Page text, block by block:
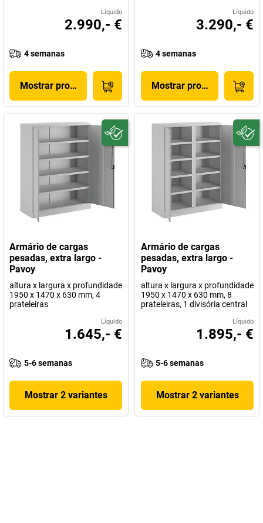
Líquido
2.990,- €
4 semanas
Mostrar produto
Líquido
3.290,- €
4 semanas
Mostrar produto
Armário de cargas
pesadas, extra largo -
Pavoy
altura x largura x profundidade
1950 x 1470 x 630 mm, 4
prateleiras
Líquido
1.645,- €
5-6 semanas
Mostrar 2 variantes
Armário de cargas
pesadas, extra largo -
Pavoy
altura x largura x profundidade
1950 x 1470 x 630 mm, 8
prateleiras, 1 divisória central
Líquido
1.895,- €
5-6 semanas
Mostrar 2 variantes